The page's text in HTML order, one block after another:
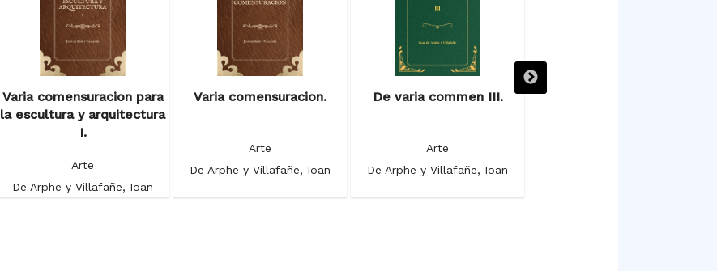
Varia comensuracion para
la escultura y arquitectura
I.
Arte
De Arphe y Villafañe, Ioan
Varia comensuracion.
Arte
De Arphe y Villafañe, Ioan
De varia commen III.
Arte
De Arphe y Villafañe, Ioan